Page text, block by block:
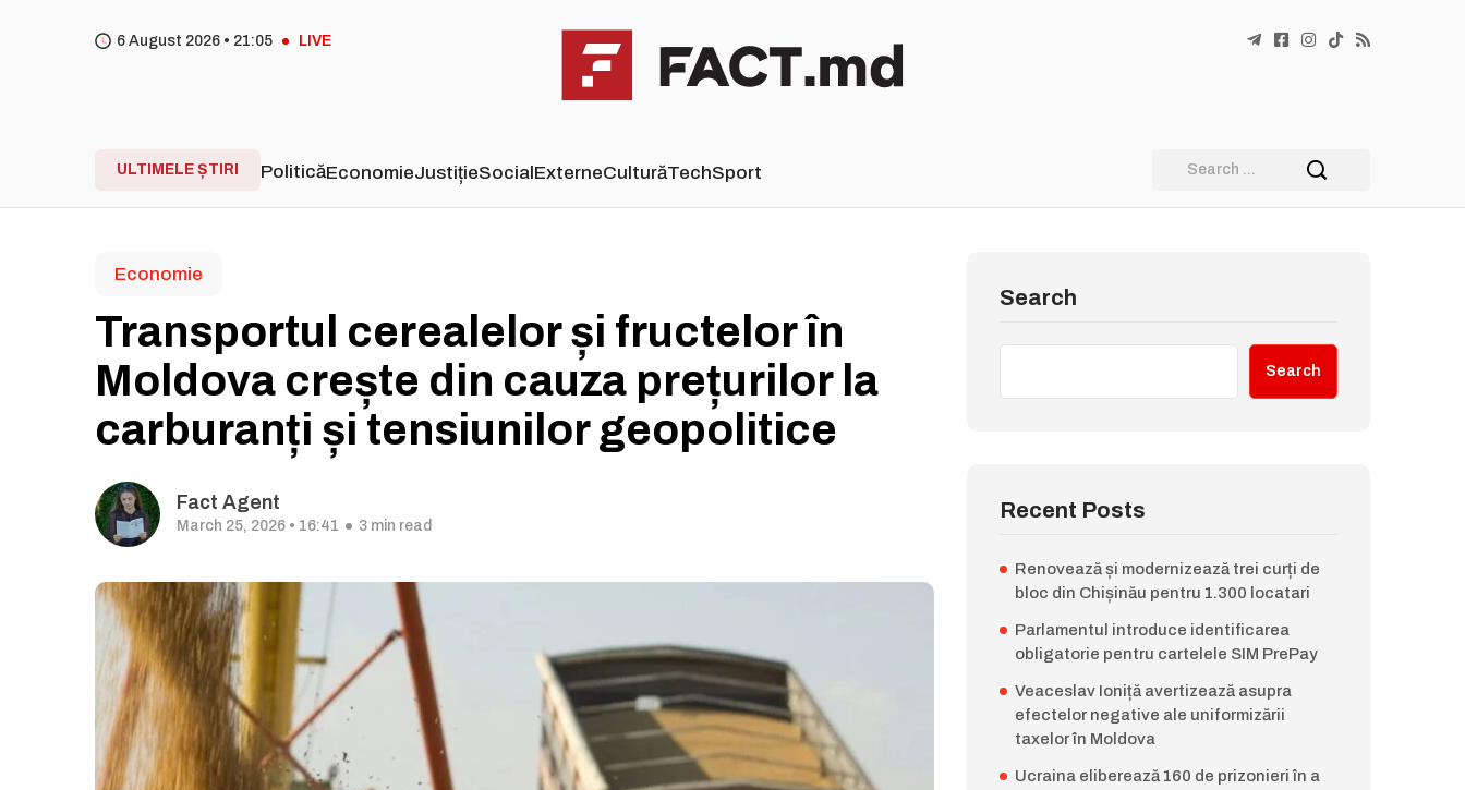
6 August 2026 • 21 05 LIVE
ULTIMELE ȘTIRI PoliticăEconomieJustițieSocialExterneCulturăTechSport
Economie
Transportul cerealelor și fructelor în
Moldova crește din cauza prețurilor la
carburanți și tensiunilor geopolitice
Fact Agent
March 25, 2026 • 16:41 3 min read
Search
Search
Recent Posts
Renovează și modernizează trei curți de
bloc din Chișinău pentru 1.300 locatari
Parlamentul introduce identificarea
obligatorie pentru cartelele SIM PrePay
Veaceslav Ioniță avertizează asupra
efectelor negative ale uniformizării
taxelor în Moldova
Ucraina eliberează 160 de prizonieri în a